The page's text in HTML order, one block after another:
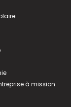
à mission